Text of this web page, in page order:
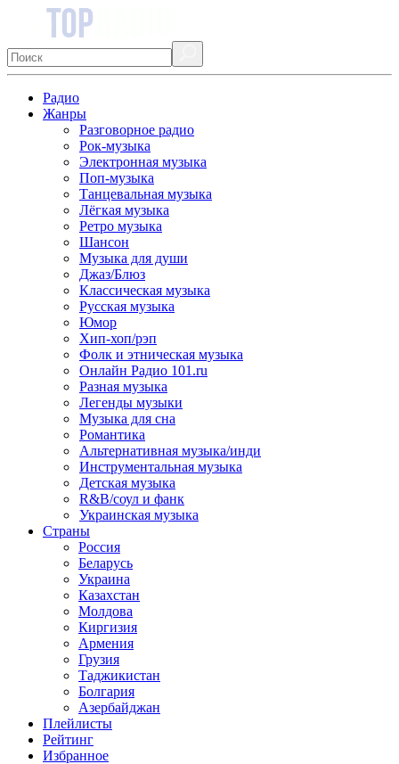
Радио
Жанры
Разговорное радио
Рок-музыка
Электронная музыка
Поп-музыка
Танцевальная музыка
Лёгкая музыка
Ретро музыка
Шансон
Музыка для души
Джаз/Блюз
Классическая музыка
Русская музыка
Юмор
Хип-хоп/рэп
Фолк и этническая музыка
Онлайн Радио 101.ru
Разная музыка
Легенды музыки
Музыка для сна
Романтика
Альтернативная музыка/инди
Инструментальная музыка
Детская музыка
R&B/cоул и фанк
Украинская музыка
Страны
Россия
Беларусь
Украина
Казахстан
Молдова
Киргизия
Армения
Грузия
Таджикистан
Болгария
Азербайджан
Плейлисты
Рейтинг
Избранное